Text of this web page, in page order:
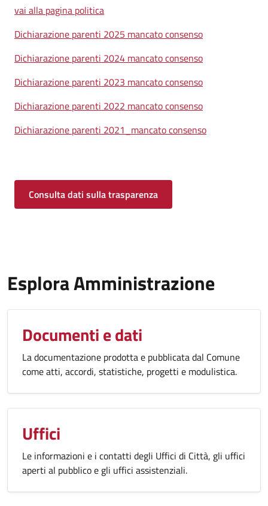
vai alla pagina politica
Dichiarazione parenti 2025 mancato consenso
Dichiarazione parenti 2024 mancato consenso
Dichiarazione parenti 2023 mancato consenso
Dichiarazione parenti 2022 mancato consenso
Dichiarazione parenti 2021_mancato consenso
Consulta dati sulla trasparenza
Esplora Amministrazione
Documenti e dati
La documentazione prodotta e pubblicata dal Comune
come atti, accordi, statistiche, progetti e modulistica.
Uffici
Le informazioni e i contatti degli Uffici di Città, gli uffici
aperti al pubblico e gli uffici assistenziali.